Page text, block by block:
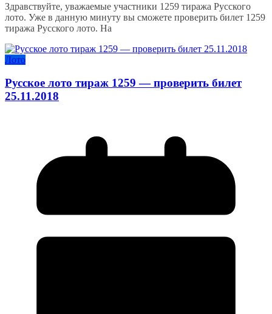
Здравствуйте, уважаемые участники 1259 тиража Русского
лото. Уже в данную минуту вы сможете проверить билет 1259
тиража Русского лото. На
Лото
Русское лото тираж 1259 — проверить билет
25.11.2018